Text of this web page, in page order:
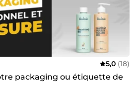
5,0 (18)
packaging ou étiquette de